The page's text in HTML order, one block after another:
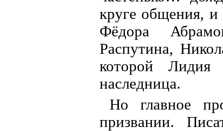
круге общения, и
Фёдора
Распутина,
которой Лидия
наследница.
Но главное
призвании.